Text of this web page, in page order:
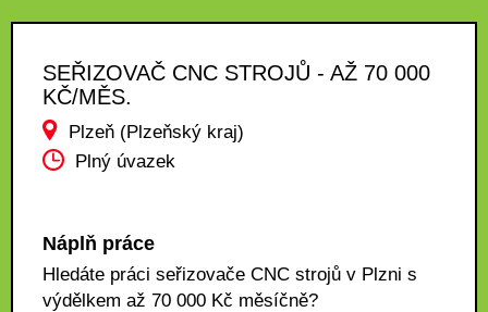
SEŘIZOVAČ CNC STROJŮ - AŽ 70 000
KČ/MĚS.
Plzeň (Plzeňský kraj)
Plný úvazek
Náplň práce
Hledáte práci seřizovače CNC strojů v Plzni s
výdělkem až 70 000 Kč měsíčně?